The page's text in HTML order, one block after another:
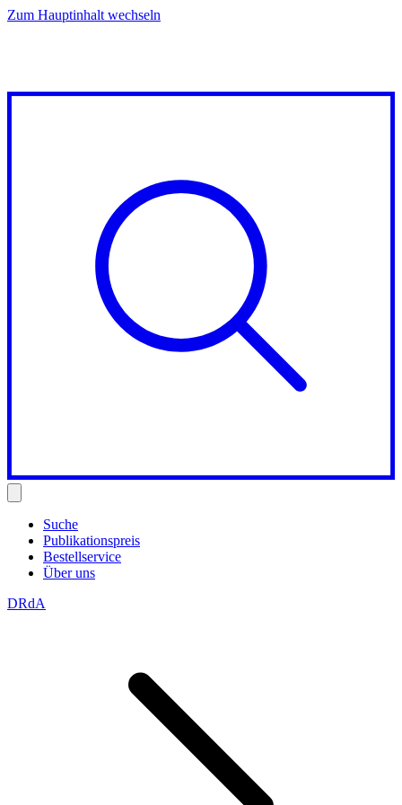
Zum Hauptinhalt wechseln
Suche
Publikationspreis
Bestellservice
Über uns
DRdA